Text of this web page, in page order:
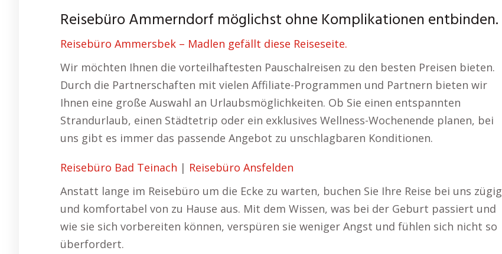
Reisebüro Ammerndorf möglichst ohne Komplikationen entbinden.
Reisebüro Ammersbek – Madlen gefällt diese Reiseseite.
Wir möchten Ihnen die vorteilhaftesten Pauschalreisen zu den besten Preisen bieten.
Durch die Partnerschaften mit vielen Affiliate-Programmen und Partnern bieten wir
Ihnen eine große Auswahl an Urlaubsmöglichkeiten. Ob Sie einen entspannten
Strandurlaub, einen Städtetrip oder ein exklusives Wellness-Wochenende planen, bei
uns gibt es immer das passende Angebot zu unschlagbaren Konditionen.
Reisebüro Bad Teinach | Reisebüro Ansfelden
Anstatt lange im Reisebüro um die Ecke zu warten, buchen Sie Ihre Reise bei uns zügig
und komfortabel von zu Hause aus. Mit dem Wissen, was bei der Geburt passiert und
wie sie sich vorbereiten können, verspüren sie weniger Angst und fühlen sich nicht so
überfordert.